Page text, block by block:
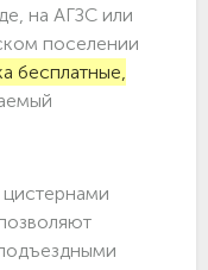
на АГЗС или
поселении
бесплатные,
цистернами